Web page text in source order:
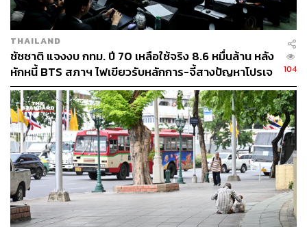
THAILAND
ชัชชาติ แจงงบ กทม. ปี 70 เหลือใช้จริง 8.6 หมื่นล้าน หลัง
หักหนี้ BTS สภาฯ ไฟเขียวรับหลักการ-จี้สางปัญหาโปรเจ
กต์ล่าช้า
104